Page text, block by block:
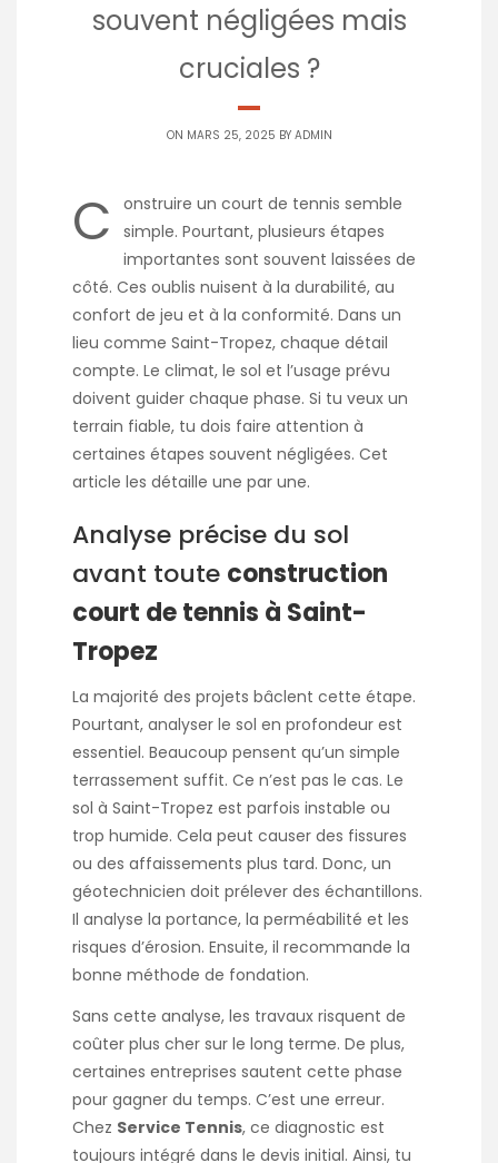
souvent négligées mais
cruciales ?
ON MARS 25, 2025 BY ADMIN
C
onstruire un court de tennis semble
simple. Pourtant, plusieurs étapes
importantes sont souvent laissées de
côté. Ces oublis nuisent à la durabilité, au
confort de jeu et à la conformité. Dans un
lieu comme Saint-Tropez, chaque détail
compte. Le climat, le sol et l’usage prévu
doivent guider chaque phase. Si tu veux un
terrain fiable, tu dois faire attention à
certaines étapes souvent négligées. Cet
article les détaille une par une.
Analyse précise du sol
avant toute construction
court de tennis à Saint-
Tropez
La majorité des projets bâclent cette étape.
Pourtant, analyser le sol en profondeur est
essentiel. Beaucoup pensent qu’un simple
terrassement suffit. Ce n’est pas le cas. Le
sol à Saint-Tropez est parfois instable ou
trop humide. Cela peut causer des fissures
ou des affaissements plus tard. Donc, un
géotechnicien doit prélever des échantillons.
Il analyse la portance, la perméabilité et les
risques d’érosion. Ensuite, il recommande la
bonne méthode de fondation.
Sans cette analyse, les travaux risquent de
coûter plus cher sur le long terme. De plus,
certaines entreprises sautent cette phase
pour gagner du temps. C’est une erreur.
Chez Service Tennis, ce diagnostic est
toujours intégré dans le devis initial. Ainsi, tu